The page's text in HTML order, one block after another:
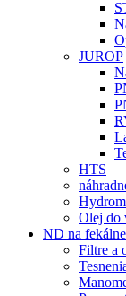
JUROP
HTS
Olej do
ND na
Filtre a